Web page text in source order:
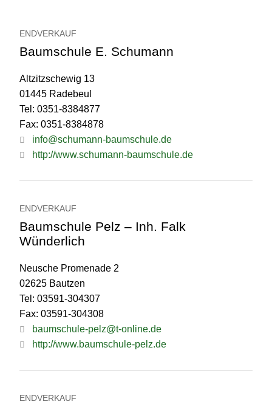
ENDVERKAUF
Baumschule E. Schumann
Altzitzschewig 13
01445 Radebeul
Tel: 0351-8384877
Fax: 0351-8384878
info@schumann-baumschule.de
http://www.schumann-baumschule.de
ENDVERKAUF
Baumschule Pelz – Inh. Falk
Wünderlich
Neusche Promenade 2
02625 Bautzen
Tel: 03591-304307
Fax: 03591-304308
baumschule-pelz@t-online.de
http://www.baumschule-pelz.de
ENDVERKAUF